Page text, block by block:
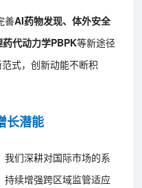
善AI药物发现、体外安全
代动力学PBPK等新途径
式，创新动能不断积
长潜能
们深耕对国际市场的系
持续增强跨区域监管适应